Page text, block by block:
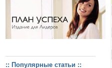
:: Популярные статьи ::